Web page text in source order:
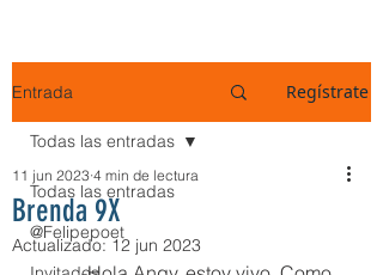
Entrada Regístrate
Todas las entradas
@Felipepoet
Todas las entradas
Brenda 9X
11 jun 2023 4 min de lectura
Actualizado:12 jun 2023